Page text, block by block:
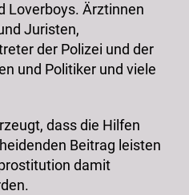
Loverboys. Ärztinnen
Juristen,
der Polizei und der
und Politiker und viele
dass die Hilfen
Beitrag leisten
damit